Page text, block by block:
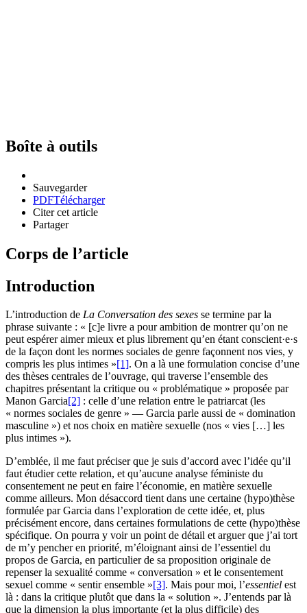
Boîte à outils
Sauvegarder
PDFTélécharger
Citer cet article
Partager
Corps de l’article
Introduction
L’introduction de La Conversation des sexes se termine par la
phrase suivante : « [c]e livre a pour ambition de montrer qu’on ne
peut espérer aimer mieux et plus librement qu’en étant conscient·e·s
de la façon dont les normes sociales de genre façonnent nos vies, y
compris les plus intimes »[1]. On a là une formulation concise d’une
des thèses centrales de l’ouvrage, qui traverse l’ensemble des
chapitres présentant la critique ou « problématique » proposée par
Manon Garcia[2] : celle d’une relation entre le patriarcat (les
« normes sociales de genre » — Garcia parle aussi de « domination
masculine ») et nos choix en matière sexuelle (nos « vies […] les
plus intimes »).
D’emblée, il me faut préciser que je suis d’accord avec l’idée qu’il
faut étudier cette relation, et qu’aucune analyse féministe du
consentement ne peut en faire l’économie, en matière sexuelle
comme ailleurs. Mon désaccord tient dans une certaine (hypo)thèse
formulée par Garcia dans l’exploration de cette idée, et, plus
précisément encore, dans certaines formulations de cette (hypo)thèse
spécifique. On pourra y voir un point de détail et arguer que j’ai tort
de m’y pencher en priorité, m’éloignant ainsi de l’essentiel du
propos de Garcia, en particulier de sa proposition originale de
repenser la sexualité comme « conversation » et le consentement
sexuel comme « sentir ensemble »[3]. Mais pour moi, l’essentiel est
là : dans la critique plutôt que dans la « solution ». J’entends par là
que la dimension la plus importante (et la plus difficile) des